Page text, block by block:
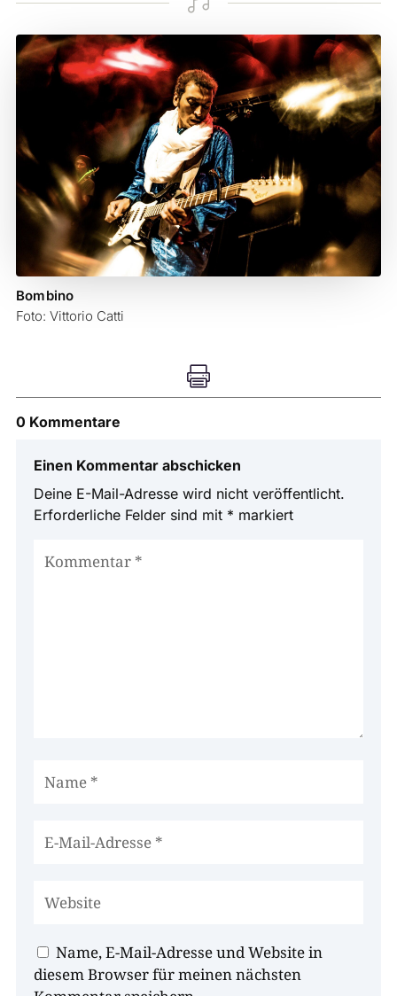
Bombino
Foto: Vittorio Catti

0 Kommentare
Einen Kommentar abschicken
Deine E-Mail-Adresse wird nicht veröffentlicht.
Erforderliche Felder sind mit * markiert
Name, E-Mail-Adresse und Website in
diesem Browser für meinen nächsten